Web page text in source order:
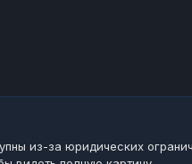
из-за юридических